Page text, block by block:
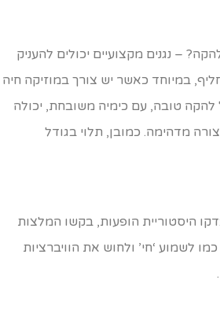
– נגנים מקצועיים יכולים להעניק
במיוחד כאשר יש צורך במוזיקה חיה
טובה, עם כימיה משובחת, יכולה
מדהימה. כמובן, תלוי בגודל
היסטוריית הופעות, בקשו המלצות
לשמוע ‘חי’ ולחוש את הוויברציות